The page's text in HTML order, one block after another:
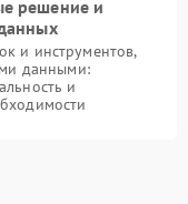
решение и
и инструментов,
данными:
и